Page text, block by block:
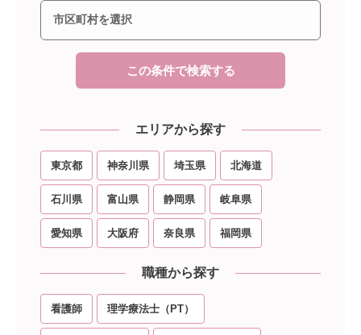
この条件で検索する
エリアから探す
東京都 神奈川県 埼玉県 北海道
石川県 富山県 静岡県 岐阜県
愛知県 大阪府 奈良県 福岡県
職種から探す
看護師 理学療法士（PT）